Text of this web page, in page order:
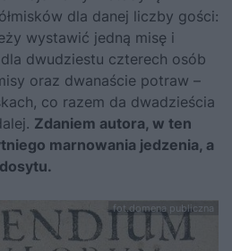
dla danej liczby gości:
wystawić jedną misę i
dwudziestu czterech osób
oraz dwanaście potraw –
co razem da dwadzieścia
Zdaniem autora, w ten
marnowania jedzenia, a
fot.domena publiczna